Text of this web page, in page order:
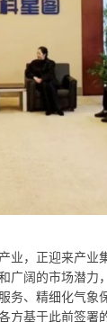
，正迎来产业
阔的市场潜力
务、精细化气
方基于此前签